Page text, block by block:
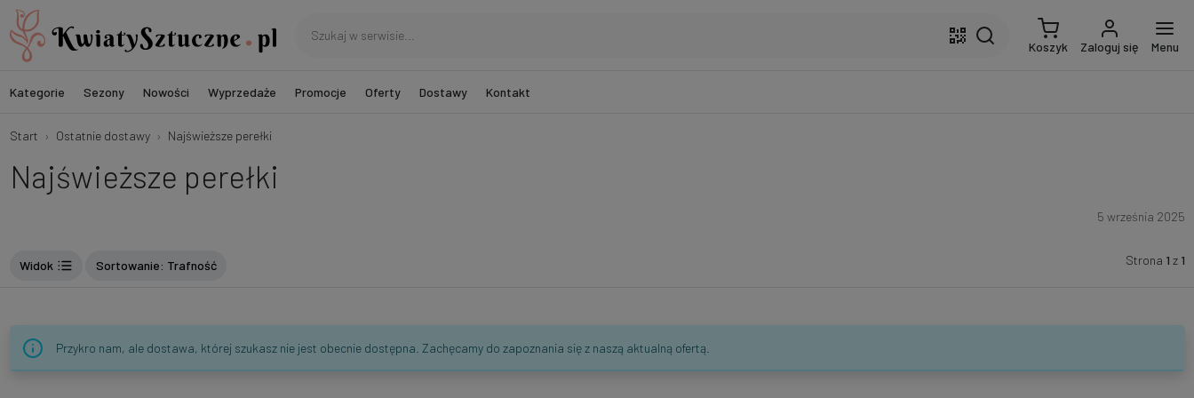
Koszyk Zaloguj się Menu
Kategorie Sezony Nowości Wyprzedaże Promocje Oferty Dostawy Kontakt
Start Ostatnie dostawy Najświeższe perełki
Najświeższe perełki
5 września 2025
Widok Sortowanie : Trafność Strona 1 z 1
Przykro nam, ale dostawa, której szukasz nie jest obecnie dostępna. Zachęcamy do zapoznania się z naszą aktualną ofertą.